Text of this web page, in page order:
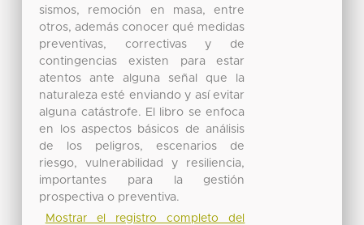
sismos, remoción en masa, entre
otros, además conocer qué medidas
preventivas, correctivas y de
contingencias existen para estar
atentos ante alguna señal que la
naturaleza esté enviando y así evitar
alguna catástrofe. El libro se enfoca
en los aspectos básicos de análisis
de los peligros, escenarios de
riesgo, vulnerabilidad y resiliencia,
importantes para la gestión
prospectiva o preventiva.
Mostrar el registro completo del